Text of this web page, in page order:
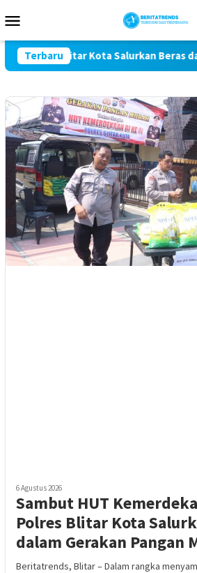
ke
Mobile
Terbaru
Blitar Kota Salurkan Beras dalam
6 Agustus 2026
Sambut HUT
Polres Blitar Kota
dalam Gerakan Pangan
Beritatrends, Blitar – Dalam rangka